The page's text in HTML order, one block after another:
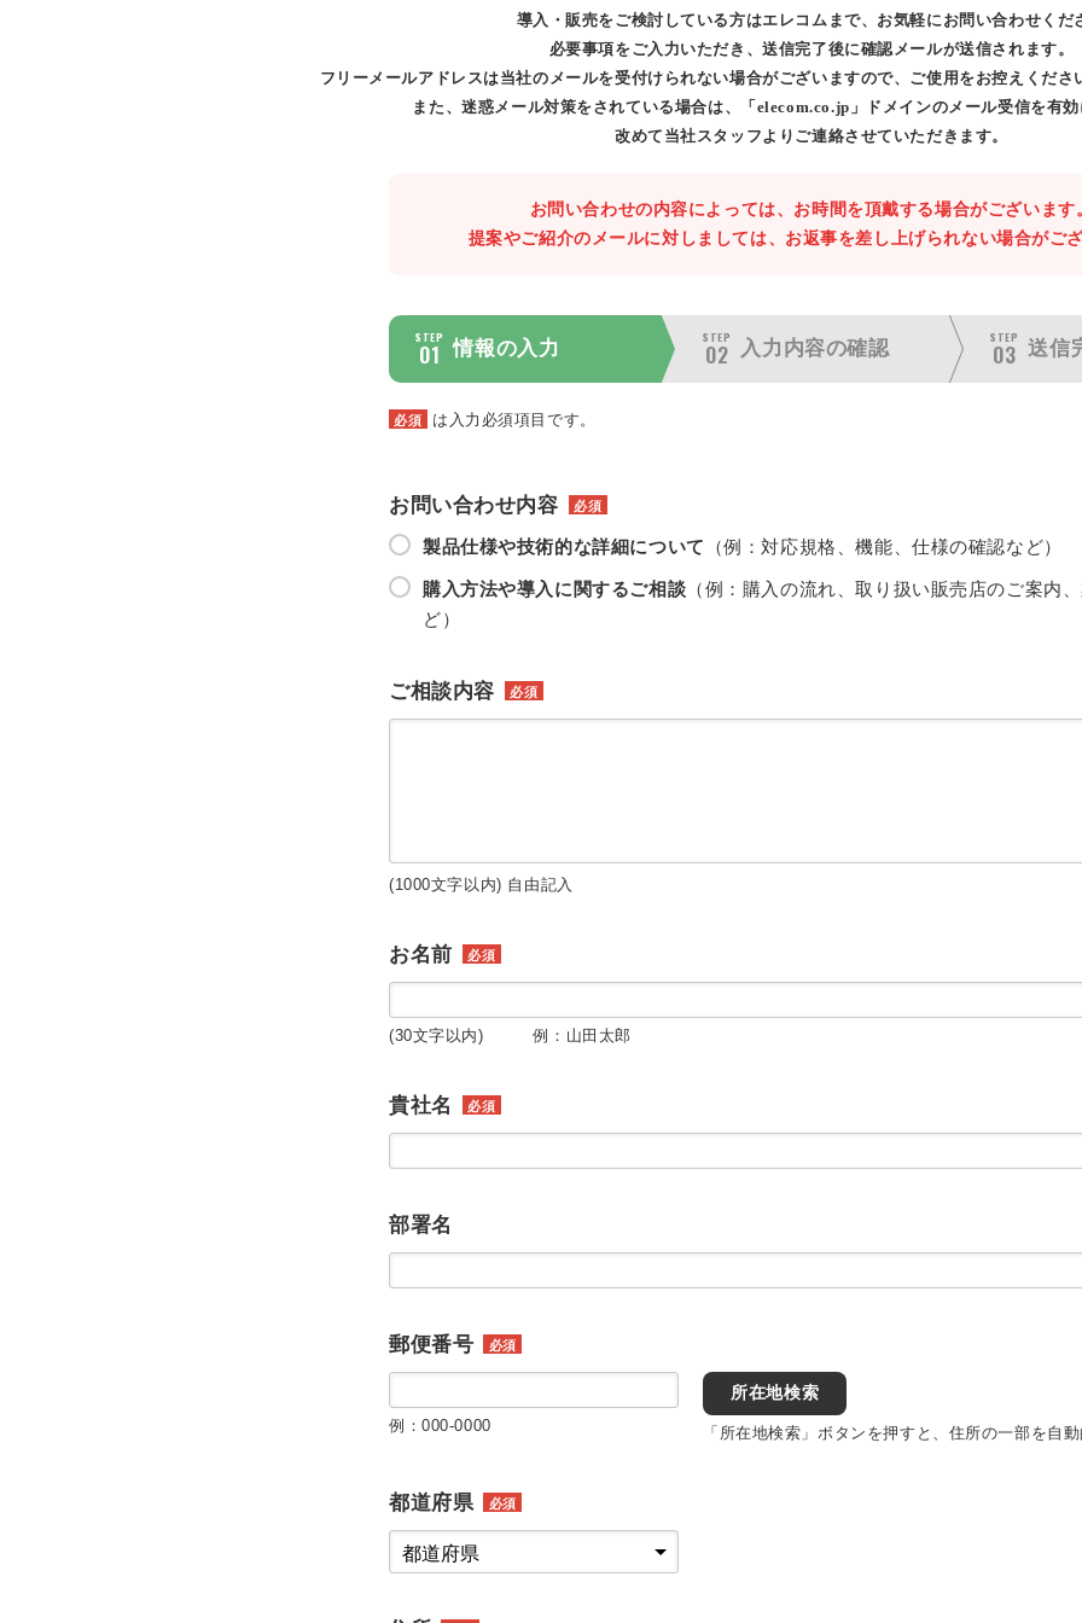
導入・販売をご検討している方はエレコムまで、お気軽にお問い合わせくだ
必要事項をご入力いただき、送信完了後に確認メールが送信されます。
フリーメールアドレスは当社のメールを受付けられない場合がございますので、ご使用をお控えくださ
また、迷惑メール対策をされている場合は、「elecom.co.jp」ドメインのメール受信を有効
改めて当社スタッフよりご連絡させていただきます。
お問い合わせの内容によっては、お時間を頂戴する場合がございます
提案やご紹介のメールに対しましては、お返事を差し上げられない場合がござ
STEP
01 情報の入力
STEP
02 入力内容の確認
STEP
03 送信
必須 は入力必須項目です。
お問い合わせ内容 必須
製品仕様や技術的な詳細について （例：対応規格、機能、仕様の確認など）
購入方法や導入に関するご相談 （例：購入の流れ、取り扱い販売店のご案内
ど）
ご相談内容 必須
(1000文字以内) 自由記入
お名前 必須
(30文字以内) 例：山田太郎
貴社名 必須
部署名
郵便番号 必須
例：000-0000
所在地検索
「所在地検索」ボタンを押すと、住所の一部を自動
都道府県 必須